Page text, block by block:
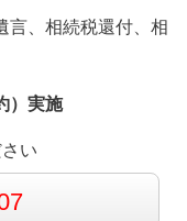
言、相続税還付、相
）実施
い